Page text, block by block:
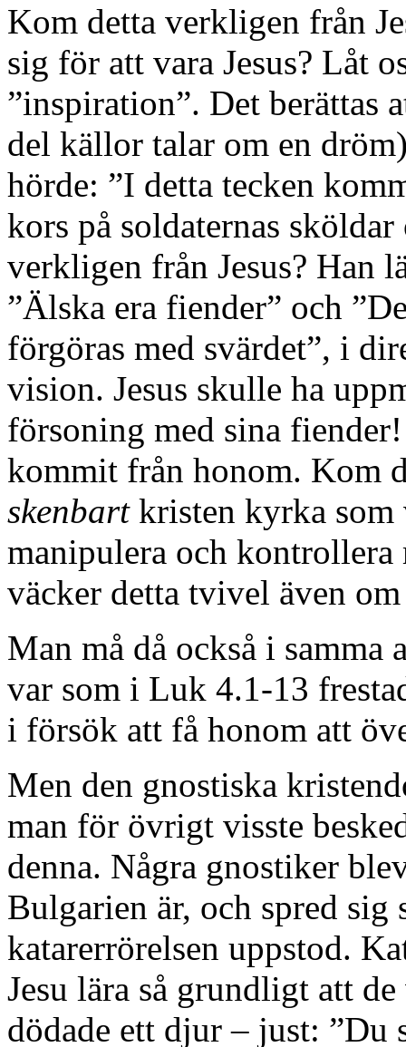
Kom detta verkligen från
sig för att vara Jesus? Låt
”inspiration”. Det berättas
del källor talar om en
hörde: ”I detta tecken
kors på soldaternas
verkligen från Jesus? Han
”Älska era fiender” och
förgöras med svärdet”, i
vision. Jesus skulle ha
försoning med sina
kommit från honom. Kom
skenbartkristen kyrka som
manipulera och kontrollera
väcker detta tvivel även
Man må då också i samma
var som i Luk 4.1-13
i försök att få honom att
Men den gnostiska
man för övrigt visste
denna. Några gnostiker
Bulgarien är, och spred
katarerrörelsen uppstod.
Jesu lära så grundligt att
dödade ett djur – just: ”Du